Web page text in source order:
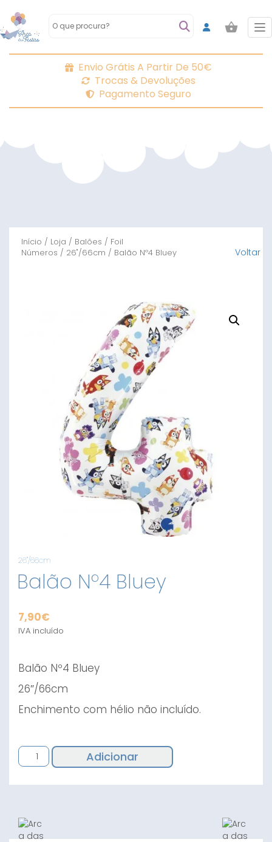
Envio Grátis A Partir De 50€
Trocas & Devoluções
Pagamento Seguro
Início / Loja / Balões / Foil
Números / 26"/66cm / Balão Nº4 Bluey Voltar
26"/66cm
Balão Nº4 Bluey
7,90€
IVA incluído
Balão Nº4 Bluey
26″/66cm
Enchimento com hélio não incluído.
Quantidade
de
Nº4
Adicionar